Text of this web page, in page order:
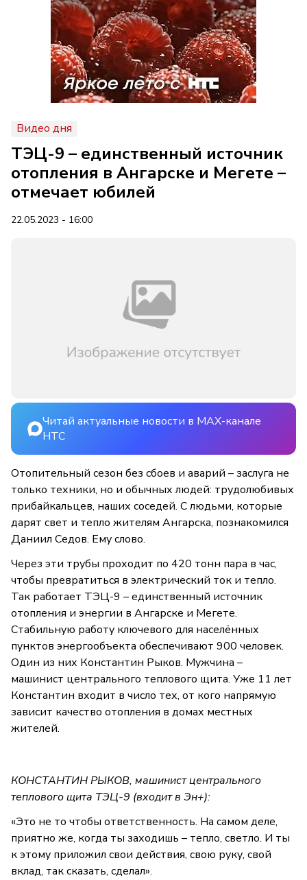
Видео дня
ТЭЦ-9 – единственный источник
отопления в Ангарске и Мегете –
отмечает юбилей
22.05.2023 - 16:00
Читай актуальные новости в MAX-канале
НТС
Отопительный сезон без сбоев и аварий – заслуга не
только техники, но и обычных людей: трудолюбивых
прибайкальцев, наших соседей. С людьми, которые
дарят свет и тепло жителям Ангарска, познакомился
Даниил Седов. Ему слово.
Через эти трубы проходит по 420 тонн пара в час,
чтобы превратиться в электрический ток и тепло.
Так работает ТЭЦ-9 – единственный источник
отопления и энергии в Ангарске и Мегете.
Стабильную работу ключевого для населённых
пунктов энергообъекта обеспечивают 900 человек.
Один из них Константин Рыков. Мужчина –
машинист центрального теплового щита. Уже 11 лет
Константин входит в число тех, от кого напрямую
зависит качество отопления в домах местных
жителей.
КОНСТАНТИН РЫКОВ, машинист центрального
теплового щита ТЭЦ-9 (входит в Эн+):
«Это не то чтобы ответственность. На самом деле,
приятно же, когда ты заходишь – тепло, светло. И ты
к этому приложил свои действия, свою руку, свой
вклад, так сказать, сделал».